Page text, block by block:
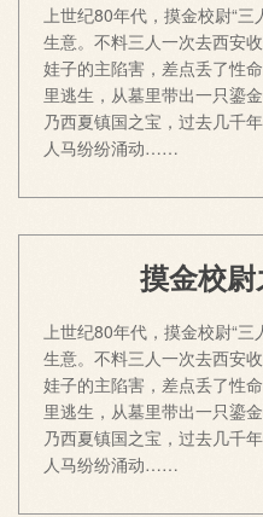
上世纪80年代，摸金校尉“
生意。不料三人一次去西安
娃子的主陷害，差点丢了性
里逃生，从墓里带出一只鎏
乃西夏镇国之宝，过去几千
人马纷纷涌动……
摸金校
上世纪80年代，摸金校尉“
生意。不料三人一次去西安
娃子的主陷害，差点丢了性
里逃生，从墓里带出一只鎏
乃西夏镇国之宝，过去几千
人马纷纷涌动……